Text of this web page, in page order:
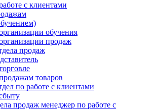
с клиентами
обучения
продаж
продаж
товаров
по работе с клиентами
продаж менеджер по работе с